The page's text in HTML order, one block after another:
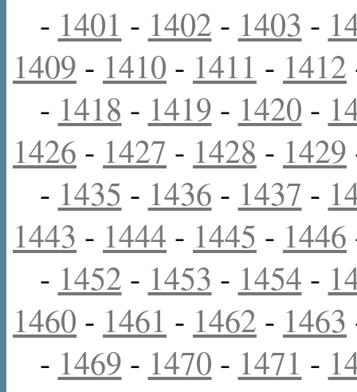
- 1401 - 1402 - 1403 -
1409 - 1410 - 1411 - 1412
- 1418 - 1419 - 1420 -
1426 - 1427 - 1428 - 1429
- 1435 - 1436 - 1437 -
1443 - 1444 - 1445 - 1446
- 1452 - 1453 - 1454 -
1460 - 1461 - 1462 - 1463
- 1469 - 1470 - 1471 -